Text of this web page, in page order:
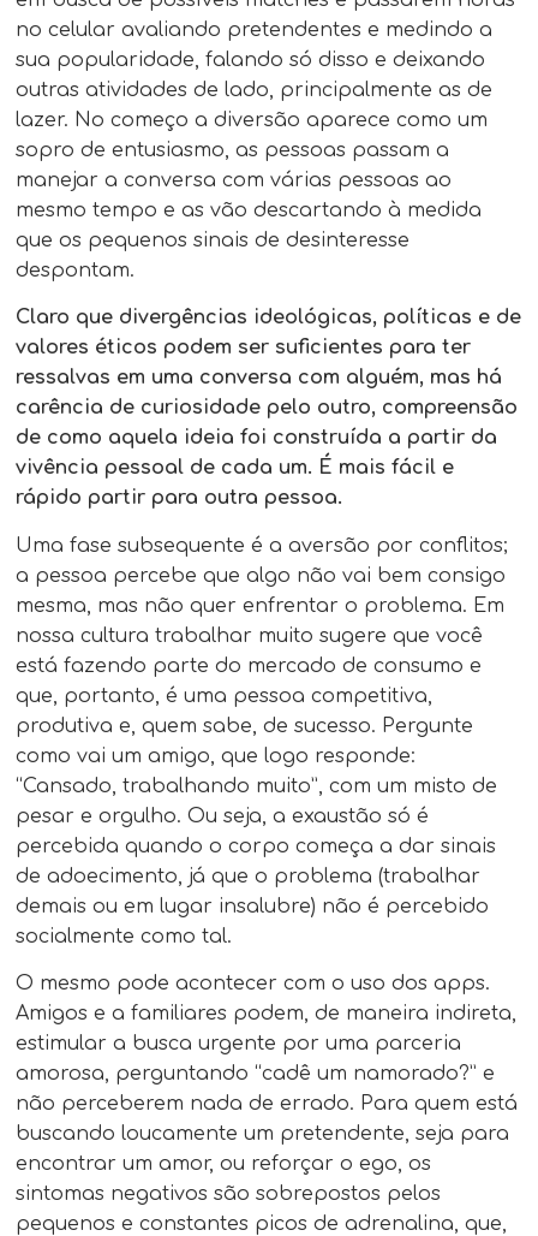
no celular avaliando pretendentes e medindo a
sua popularidade, falando só disso e deixando
outras atividades de lado, principalmente as de
lazer. No começo a diversão aparece como um
sopro de entusiasmo, as pessoas passam a
manejar a conversa com várias pessoas ao
mesmo tempo e as vão descartando à medida
que os pequenos sinais de desinteresse
despontam.
Claro que divergências ideológicas, políticas e de
valores éticos podem ser suficientes para ter
ressalvas em uma conversa com alguém, mas há
carência de curiosidade pelo outro, compreensão
de como aquela ideia foi construída a partir da
vivência pessoal de cada um. É mais fácil e
rápido partir para outra pessoa.
Uma fase subsequente é a aversão por conflitos;
a pessoa percebe que algo não vai bem consigo
mesma, mas não quer enfrentar o problema. Em
nossa cultura trabalhar muito sugere que você
está fazendo parte do mercado de consumo e
que, portanto, é uma pessoa competitiva,
produtiva e, quem sabe, de sucesso. Pergunte
como vai um amigo, que logo responde:
“Cansado, trabalhando muito”, com um misto de
pesar e orgulho. Ou seja, a exaustão só é
percebida quando o corpo começa a dar sinais
de adoecimento, já que o problema (trabalhar
demais ou em lugar insalubre) não é percebido
socialmente como tal.
O mesmo pode acontecer com o uso dos apps.
Amigos e a familiares podem, de maneira indireta,
estimular a busca urgente por uma parceria
amorosa, perguntando “cadê um namorado?” e
não perceberem nada de errado. Para quem está
buscando loucamente um pretendente, seja para
encontrar um amor, ou reforçar o ego, os
sintomas negativos são sobrepostos pelos
pequenos e constantes picos de adrenalina, que,